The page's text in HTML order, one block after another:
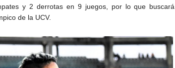
y 2 derrotas en 9 juegos, por lo que buscará
de la UCV.